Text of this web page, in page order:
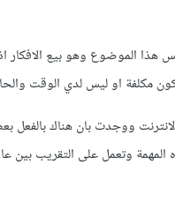
هذا الموضوع وهو بيع الافكار
مكلفة او ليس لدي الوقت
ووجدت بان هناك بالفعل
المهمة وتعمل على التقريب بين